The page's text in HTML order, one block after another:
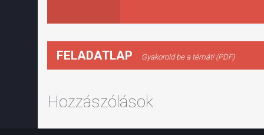
FELADATLAP Gyakorold be a témát! (PDF)
Hozzászólások